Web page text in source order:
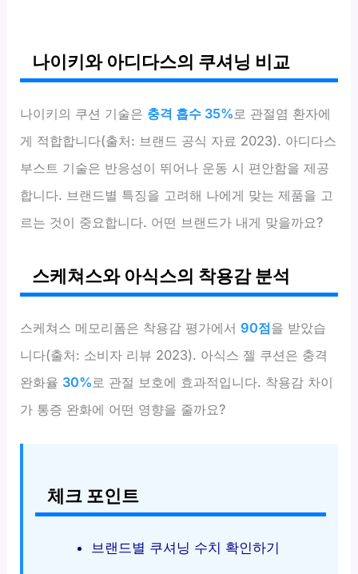
나이키와 아디다스의 쿠셔닝 비교
나이키의 쿠션 기술은 충격 흡수 35% 로 관절염 환자에
게 적합합니다(출처: 브랜드 공식 자료 2023). 아디다스
부스트 기술은 반응성이 뛰어나 운동 시 편안함을 제공
합니다. 브랜드별 특징을 고려해 나에게 맞는 제품을 고
르는 것이 중요합니다. 어떤 브랜드가 내게 맞을까요?
스케쳐스와 아식스의 착용감 분석
스케쳐스 메모리폼은 착용감 평가에서90점을 받았습
니다(출처: 소비자 리뷰 2023). 아식스 젤 쿠션은 충격
완화율 30% 로 관절 보호에 효과적입니다. 착용감 차이
가 통증 완화에 어떤 영향을 줄까요?
체크 포인트
브랜드별 쿠셔닝 수치 확인하기